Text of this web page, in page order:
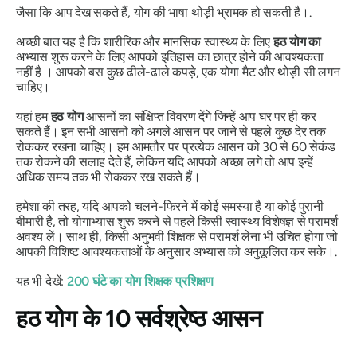
जैसा कि आप देख सकते हैं, योग की भाषा थोड़ी भ्रामक हो सकती है।.
अच्छी बात यह है कि शारीरिक और मानसिक स्वास्थ्य के लिएहठयोग का
अभ्यास शुरू करने के लिए आपको इतिहास का छात्र होने की आवश्यकता
नहीं है । आपको बस कुछ ढीले-ढाले कपड़े, एक योगा मैट और थोड़ी सी लगन
चाहिए।
यहां हमहठयोगआसनों का संक्षिप्त विवरण देंगे जिन्हें आप घर पर ही कर
सकते हैं। इन सभी आसनों को अगले आसन पर जाने से पहले कुछ देर तक
रोककर रखना चाहिए। हम आमतौर पर प्रत्येक आसन को 30 से 60 सेकंड
तक रोकने की सलाह देते हैं, लेकिन यदि आपको अच्छा लगे तो आप इन्हें
अधिक समय तक भी रोककर रख सकते हैं।
हमेशा की तरह, यदि आपको चलने-फिरने में कोई समस्या है या कोई पुरानी
बीमारी है, तो योगाभ्यास शुरू करने से पहले किसी स्वास्थ्य विशेषज्ञ से परामर्श
अवश्य लें। साथ ही, किसी अनुभवी शिक्षक से परामर्श लेना भी उचित होगा जो
आपकी विशिष्ट आवश्यकताओं के अनुसार अभ्यास को अनुकूलित कर सके।.
यह भी देखें: 200 घंटे का योग शिक्षक प्रशिक्षण
हठयोग के 10 सर्वश्रेष्ठ आसन